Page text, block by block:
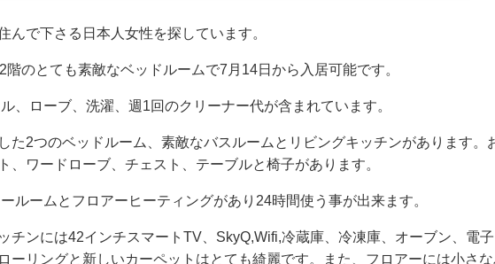
で下さる日本人女性を探しています。
のとても素敵なベッドルームで7月14日から入居可能です。
、ローブ、洗濯、週1回のクリーナー代が含まれています。
た2つのベッドルーム、素敵なバスルームとリビングキッチンがあります。
、ワードローブ、チェスト、テーブルと椅子があります。
ルームとフロアーヒーティングがあり24時間使う事が出来ます。
チンには42インチスマートTV、SkyQ,Wifi,冷蔵庫、冷凍庫、オーブン、電
ーリングと新しいカーペットはとても綺麗です。また、フロアーには小さ